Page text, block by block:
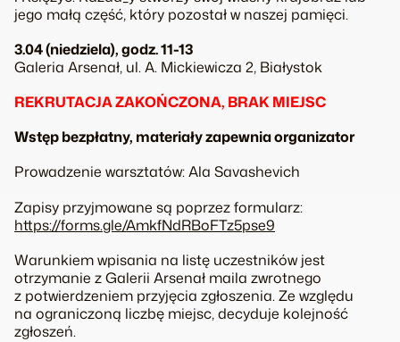
jego małą część, który pozostał w naszej pamięci.
3.04 (niedziela), godz. 11-13
Galeria Arsenał, ul. A. Mickiewicza 2, Białystok
REKRUTACJA ZAKOŃCZONA, BRAK MIEJSC
Wstęp bezpłatny, materiały zapewnia organizator
Prowadzenie warsztatów: Ala Savashevich
Zapisy przyjmowane są poprzez formularz:
https://forms.gle/AmkfNdRBoFTz5pse9
Warunkiem wpisania na listę uczestników jest
otrzymanie z Galerii Arsenał maila zwrotnego
z potwierdzeniem przyjęcia zgłoszenia. Ze względu
na ograniczoną liczbę miejsc, decyduje kolejność
zgłoszeń.